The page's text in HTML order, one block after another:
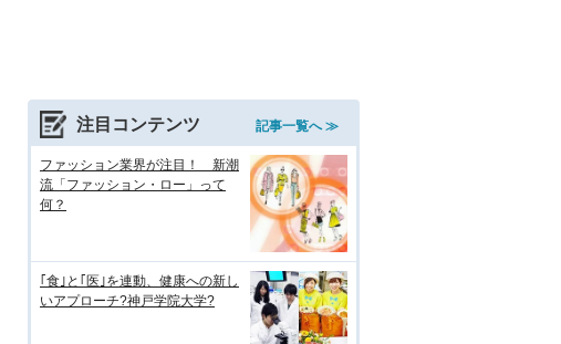
注目コンテンツ 記事一覧へ ≫
ファッション業界が注目！ 新潮
流「ファッション・ロー」って
何？
｢食｣と｢医｣を連動、健康への新し
いアプローチ?神戸学院大学?